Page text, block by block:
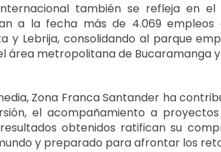
también se refleja en
a la fecha más de 4.069
y Lebrija, consolidando al parque
área metropolitana de Bucaramanga
Zona Franca Santander ha
el acompañamiento a
obtenidos ratifican su
y preparado para afrontar los